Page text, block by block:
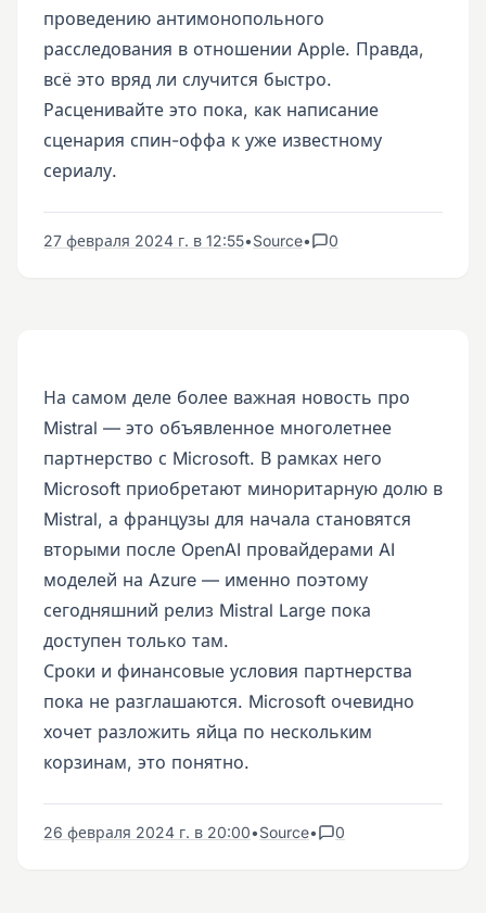
проведению антимонопольного
расследования в отношении Apple. Правда,
всё это вряд ли случится быстро.
Расценивайте это пока, как написание
сценария спин-оффа к уже известному
сериалу.
27 февраля 2024 г. в 12:55•Source• 0
На самом деле более важная новость про
Mistral — это объявленное многолетнее
партнерство с Microsoft. В рамках него
Microsoft приобретают миноритарную долю в
Mistral, а французы для начала становятся
вторыми после OpenAI провайдерами AI
моделей на Azure — именно поэтому
сегодняшний релиз Mistral Large пока
доступен только там.
Сроки и финансовые условия партнерства
пока не разглашаются. Microsoft очевидно
хочет разложить яйца по нескольким
корзинам, это понятно.
26 февраля 2024 г. в 20:00•Source• 0